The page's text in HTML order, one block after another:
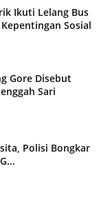
Ikuti Lelang Bus
Sosial
Gore Disebut
Sari
Polisi Bongkar